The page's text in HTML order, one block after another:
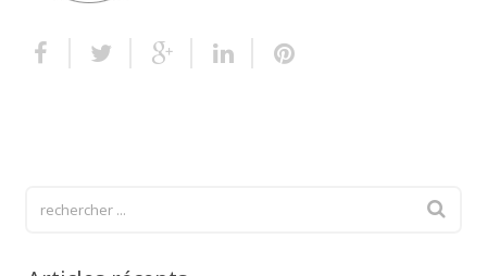
Escalier extérieur